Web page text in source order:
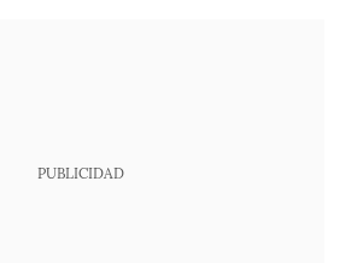
PUBLICIDAD